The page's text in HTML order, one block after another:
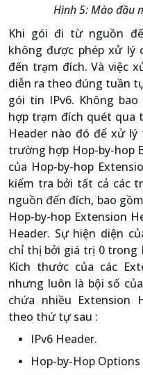
Hình 5: Mào đầu
Khi gói đi từ nguồn
không được phép xử lý
đến trạm đích. Và việc
diễn ra theo đúng tuần
gói tin IPv6. Không
hợp trạm đích quét qua
Header nào đó để xử
trường hợp Hop-by-hop
của Hop-by-hop
kiểm tra bởi tất cả các
nguồn đến đích, bao
Hop-by-hop Extension
Header. Sự hiện diện
chỉ thị bởi giá trị 0 trong
Kích thước của các
nhưng luôn là bội số
chứa nhiều Extension
theo thứ tự sau :
IPv6 Header.
Hop-by-Hop Options